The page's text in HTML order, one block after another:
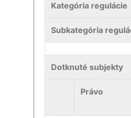
Kategória regulácie
Subkategória
Dotknuté subjekty
Právo